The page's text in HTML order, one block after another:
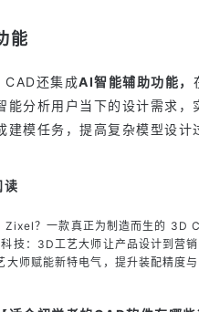
能
还集成AI智能辅助功能，
能分析用户当下的设计需求
建模任务，提高复杂模型设计
读
Zixel？一款真正为制造而生的 3D
技：3D工艺大师让产品设计到营
大师赋能新特电气，提升装配精度